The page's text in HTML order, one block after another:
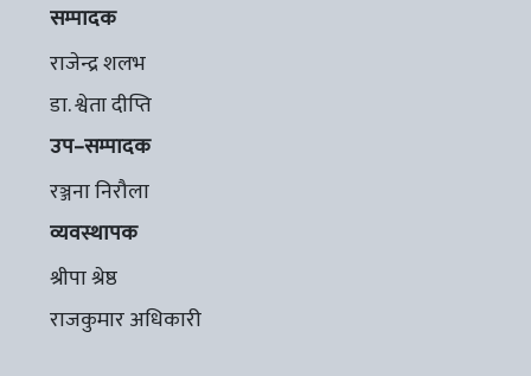
सम्पादक
राजेन्द्र शलभ
डा. श्वेता दीप्ति
उप–सम्पादक
रञ्जना निरौला
व्यवस्थापक
श्रीपा श्रेष्ठ
राजकुमार अधिकारी